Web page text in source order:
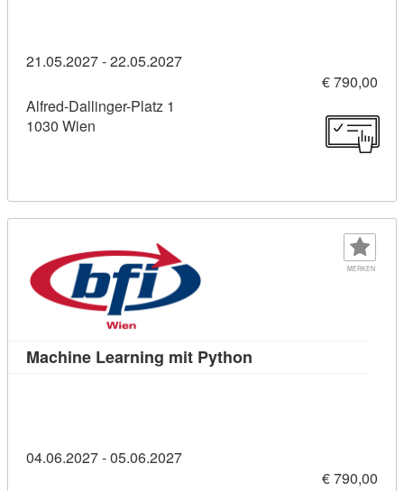
21.05.2027 - 22.05.2027
€ 790,00
Alfred-Dallinger-Platz 1
1030 Wien
MERKEN
Machine Learning mit Python
04.06.2027 - 05.06.2027
€ 790,00